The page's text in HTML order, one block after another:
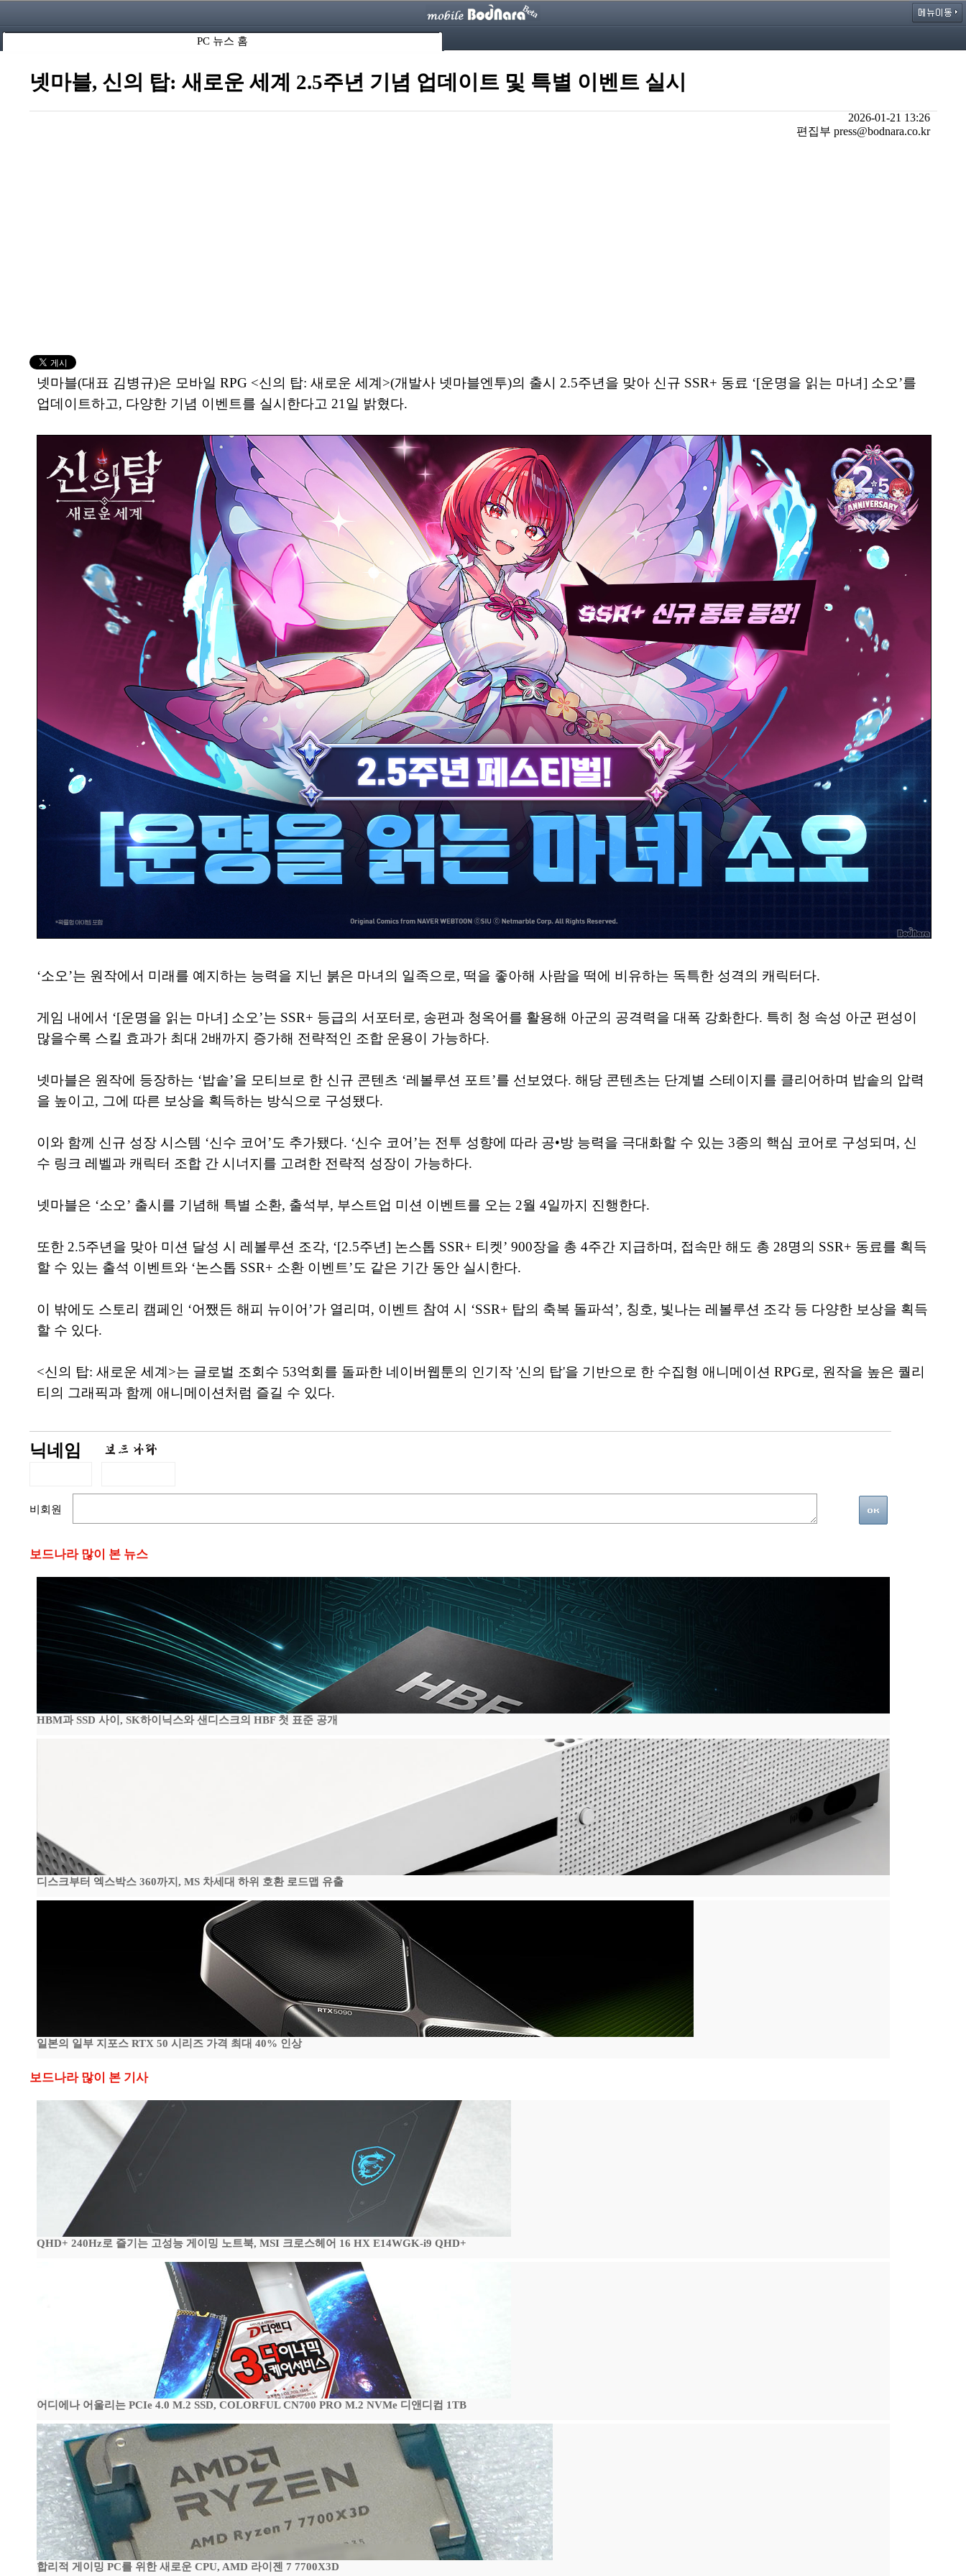
PC 뉴스 홈
넷마블, 신의 탑: 새로운 세계 2.5주년 기념 업데이트 및 특별 이벤트 실시
2026-01-21 13:26
편집부 press@bodnara.co.kr
넷마블(대표 김병규)은 모바일 RPG <신의 탑: 새로운 세계>(개발사 넷마블엔투)의 출시 2.5주년을 맞아 신규 SSR+ 동료 ‘[운명을 읽는 마녀] 소오’를
업데이트하고, 다양한 기념 이벤트를 실시한다고 21일 밝혔다.
‘소오’는 원작에서 미래를 예지하는 능력을 지닌 붉은 마녀의 일족으로, 떡을 좋아해 사람을 떡에 비유하는 독특한 성격의 캐릭터다.
게임 내에서 ‘[운명을 읽는 마녀] 소오’는 SSR+ 등급의 서포터로, 송편과 청옥어를 활용해 아군의 공격력을 대폭 강화한다. 특히 청 속성 아군 편성이
많을수록 스킬 효과가 최대 2배까지 증가해 전략적인 조합 운용이 가능하다.
넷마블은 원작에 등장하는 ‘밥솥’을 모티브로 한 신규 콘텐츠 ‘레볼루션 포트’를 선보였다. 해당 콘텐츠는 단계별 스테이지를 클리어하며 밥솥의 압력
을 높이고, 그에 따른 보상을 획득하는 방식으로 구성됐다.
이와 함께 신규 성장 시스템 ‘신수 코어’도 추가됐다. ‘신수 코어’는 전투 성향에 따라 공•방 능력을 극대화할 수 있는 3종의 핵심 코어로 구성되며, 신
수 링크 레벨과 캐릭터 조합 간 시너지를 고려한 전략적 성장이 가능하다.
넷마블은 ‘소오’ 출시를 기념해 특별 소환, 출석부, 부스트업 미션 이벤트를 오는 2월 4일까지 진행한다.
또한 2.5주년을 맞아 미션 달성 시 레볼루션 조각, ‘[2.5주년] 논스톱 SSR+ 티켓’ 900장을 총 4주간 지급하며, 접속만 해도 총 28명의 SSR+ 동료를 획득
할 수 있는 출석 이벤트와 ‘논스톱 SSR+ 소환 이벤트’도 같은 기간 동안 실시한다.
이 밖에도 스토리 캠페인 ‘어쨌든 해피 뉴이어’가 열리며, 이벤트 참여 시 ‘SSR+ 탑의 축복 돌파석’, 칭호, 빛나는 레볼루션 조각 등 다양한 보상을 획득
할 수 있다.
<신의 탑: 새로운 세계>는 글로벌 조회수 53억회를 돌파한 네이버웹툰의 인기작 '신의 탑'을 기반으로 한 수집형 애니메이션 RPG로, 원작을 높은 퀄리
티의 그래픽과 함께 애니메이션처럼 즐길 수 있다.
닉네임
비회원
보드나라 많이 본 뉴스
HBM과 SSD 사이, SK하이닉스와 샌디스크의 HBF 첫 표준 공개
디스크부터 엑스박스 360까지, MS 차세대 하위 호환 로드맵 유출
일본의 일부 지포스 RTX 50 시리즈 가격 최대 40% 인상
보드나라 많이 본 기사
QHD+ 240Hz로 즐기는 고성능 게이밍 노트북, MSI 크로스헤어 16 HX E14WGK-i9 QHD+
어디에나 어울리는 PCIe 4.0 M.2 SSD, COLORFUL CN700 PRO M.2 NVMe 디앤디컴 1TB
합리적 게이밍 PC를 위한 새로운 CPU, AMD 라이젠 7 7700X3D